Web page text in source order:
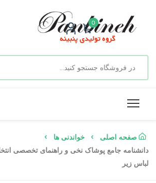
0
صفحه اصلی
خواندنی ها
دانشنامه جامع پوشاک نخی و راهنمای تخصصی
لباس زیر